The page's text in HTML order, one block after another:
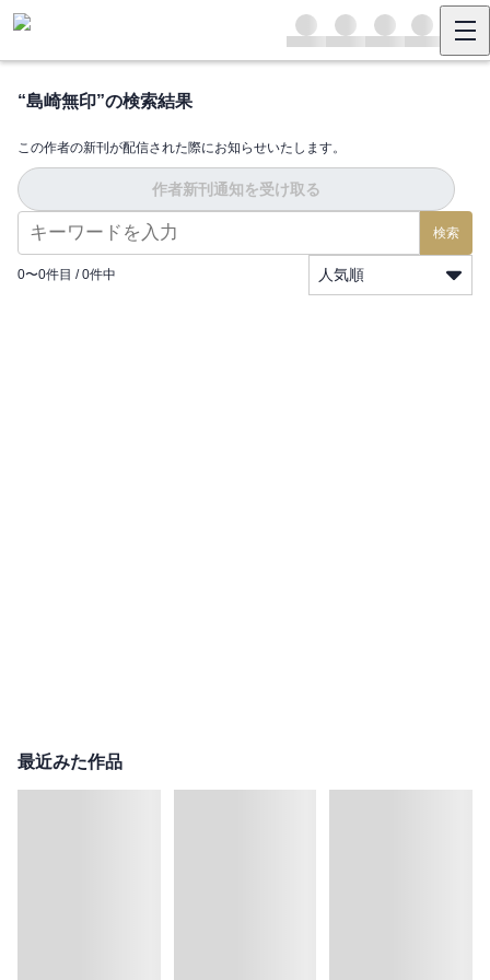
“島崎無印”の検索結果
この作者の新刊が配信された際にお知らせいたします。
作者新刊通知を受け取る
検索
0〜0件目 / 0件中 人気順
最近みた作品